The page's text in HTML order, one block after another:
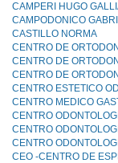
CAMPERI HUGO
CAMPODONICO
CASTILLO NORMA
CENTRO DE
CENTRO DE
CENTRO DE
CENTRO ESTETICO
CENTRO MEDICO
CENTRO
CENTRO
CENTRO
CEO -CENTRO DE